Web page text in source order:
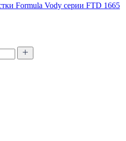
Formula Vody серии FTD 1665